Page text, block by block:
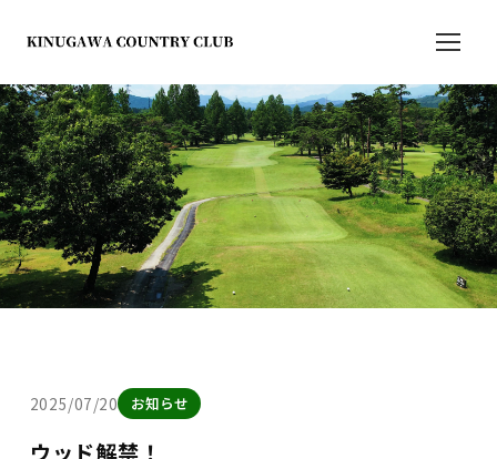
2025/07/20 お知らせ
ウッド解禁！